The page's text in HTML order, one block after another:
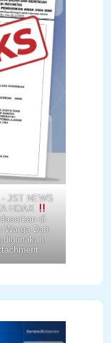
JST NEWS
HOAX
di
Warga Dan
digunakan